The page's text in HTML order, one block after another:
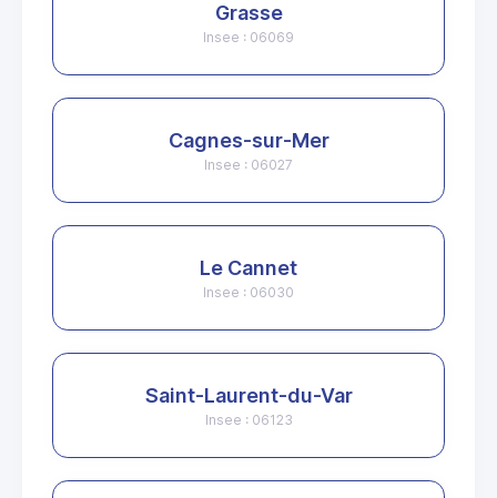
Grasse
Insee : 06069
Cagnes-sur-Mer
Insee : 06027
Le Cannet
Insee : 06030
Saint-Laurent-du-Var
Insee : 06123